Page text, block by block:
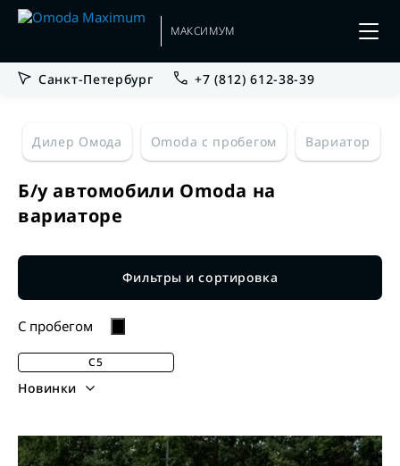
МАКСИМУМ
Санкт-Петербург +7 (812) 612-38-39
Дилер Омода Omoda с пробегом Вариатор
Б/у автомобили Omoda на
вариаторе
Фильтры и сортировка
C пробегом
C5
Новинки